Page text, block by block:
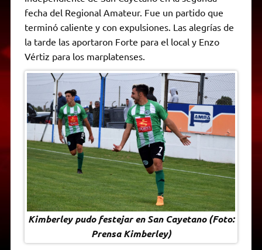
A
p
p
r
a
m
e
r
o
o
k
g
e
r
i
n
k
r
i
n
d
l
y
fecha del Regional Amateur. Fue un partido que
terminó caliente y con expulsiones. Las alegrías de
la tarde las aportaron Forte para el local y Enzo
Vértiz para los marplatenses.
Kimberley pudo festejar en San Cayetano (Foto:
Prensa Kimberley)